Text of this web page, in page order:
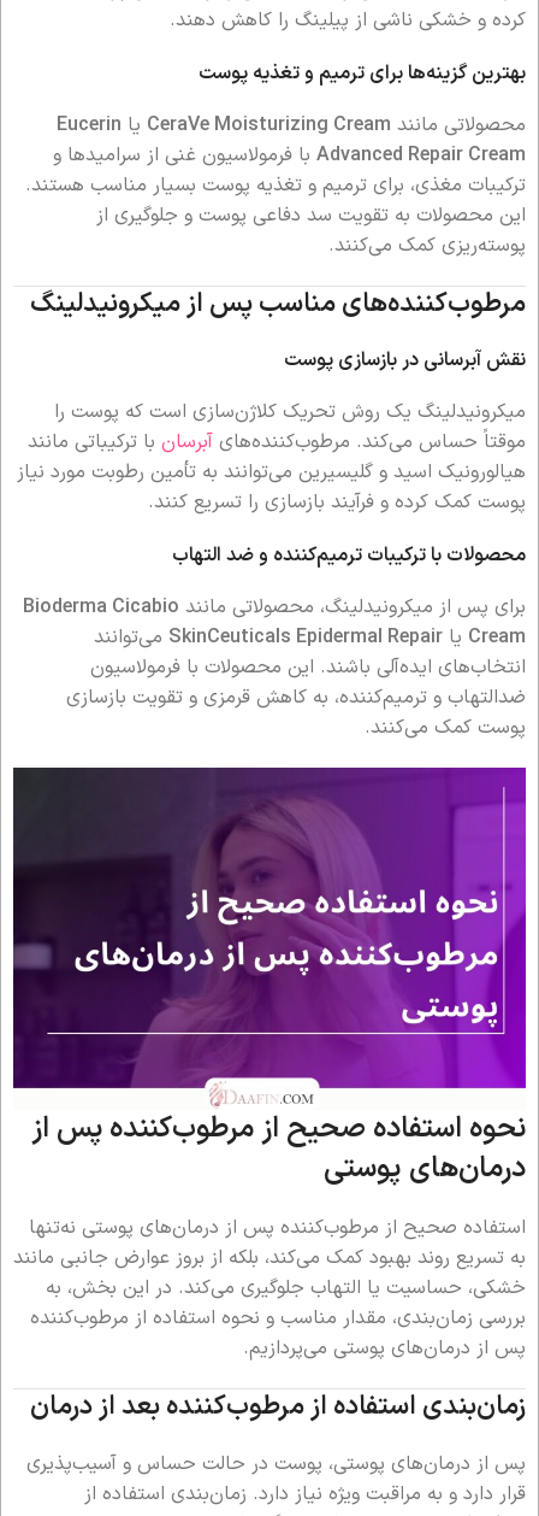
کرده و خشکی ناشی از پیلینگ را کاهش دهند.
بهترین گزینه‌ها برای ترمیم و تغذیه پوست
محصولاتی مانند CeraVe Moisturizing Cream یا Eucerin
Advanced Repair Cream با فرمولاسیون غنی از سرامیدها و
ترکیبات مغذی، برای ترمیم و تغذیه پوست بسیار مناسب هستند.
این محصولات به تقویت سد دفاعی پوست و جلوگیری از
پوسته‌ریزی کمک می‌کنند.
مرطوب‌کننده‌های مناسب پس از میکرونیدلینگ
نقش آبرسانی در بازسازی پوست
میکرونیدلینگ یک روش تحریک کلاژن‌سازی است که پوست را
موقتاً حساس می‌کند. مرطوب‌کننده‌های آبرسان با ترکیباتی مانند
هیالورونیک اسید و گلیسیرین می‌توانند به تأمین رطوبت مورد نیاز
پوست کمک کرده و فرآیند بازسازی را تسریع کنند.
محصولات با ترکیبات ترمیم‌کننده و ضد التهاب
برای پس از میکرونیدلینگ، محصولاتی مانند Bioderma Cicabio
Cream یا SkinCeuticals Epidermal Repair می‌توانند
انتخاب‌های ایده‌آلی باشند. این محصولات با فرمولاسیون
ضدالتهاب و ترمیم‌کننده، به کاهش قرمزی و تقویت بازسازی
پوست کمک می‌کنند.
نحوه استفاده صحیح از مرطوب‌کننده پس از
درمان‌های پوستی
استفاده صحیح از مرطوب‌کننده پس از درمان‌های پوستی نه‌تنها
به تسریع روند بهبود کمک می‌کند، بلکه از بروز عوارض جانبی مانند
خشکی، حساسیت یا التهاب جلوگیری می‌کند. در این بخش، به
بررسی زمان‌بندی، مقدار مناسب و نحوه استفاده از مرطوب‌کننده
پس از درمان‌های پوستی می‌پردازیم.
زمان‌بندی استفاده از مرطوب‌کننده بعد از درمان
پس از درمان‌های پوستی، پوست در حالت حساس و آسیب‌پذیری
قرار دارد و به مراقبت ویژه نیاز دارد. زمان‌بندی استفاده از